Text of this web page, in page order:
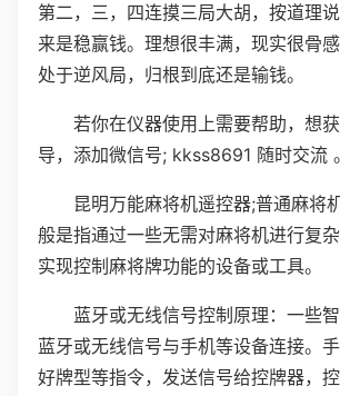
第二，三，四连摸三局大胡，按道理
来是稳赢钱。理想很丰满，现实很骨
处于逆风局，归根到底还是输钱。
若你在仪器使用上需要帮助，想
导，添加微信号; kkss8691 随时交流 。
昆明万能麻将机遥控器;普通麻将
般是指通过一些无需对麻将机进行复
实现控制麻将牌功能的设备或工具。
蓝牙或无线信号控制原理：一些
蓝牙或无线信号与手机等设备连接。
好牌型等指令，发送信号给控牌器，